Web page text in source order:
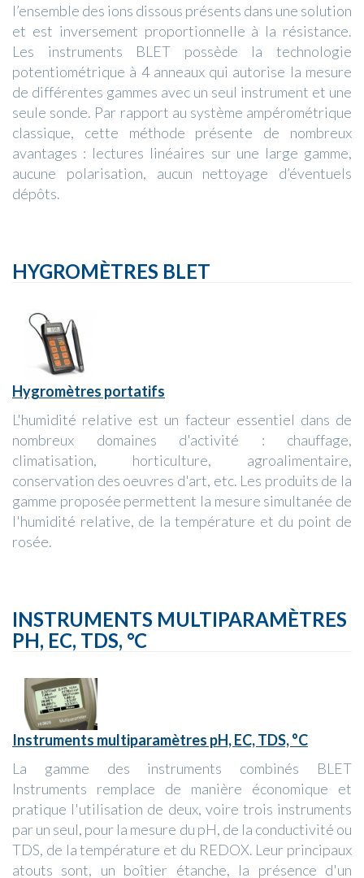
l’ensemble des ions dissous présents dans une solution
et est inversement proportionnelle à la résistance.
Les instruments BLET possède la technologie
potentiométrique à 4 anneaux qui autorise la mesure
de différentes gammes avec un seul instrument et une
seule sonde. Par rapport au système ampérométrique
classique, cette méthode présente de nombreux
avantages : lectures linéaires sur une large gamme,
aucune polarisation, aucun nettoyage d’éventuels
dépôts.
HYGROMÈTRES BLET
Hygromètres portatifs
L'humidité relative est un facteur essentiel dans de
nombreux domaines d'activité : chauffage,
climatisation, horticulture, agroalimentaire,
conservation des oeuvres d'art, etc. Les produits de la
gamme proposée permettent la mesure simultanée de
l'humidité relative, de la température et du point de
rosée.
INSTRUMENTS MULTIPARAMÈTRES
PH, EC, TDS, °C
Instruments multiparamètres pH, EC, TDS, °C
La gamme des instruments combinés BLET
Instruments remplace de manière économique et
pratique l'utilisation de deux, voire trois instruments
par un seul, pour la mesure du pH, de la conductivité ou
TDS, de la température et du REDOX. Leur principaux
atouts sont, un boîtier étanche, la présence d'un